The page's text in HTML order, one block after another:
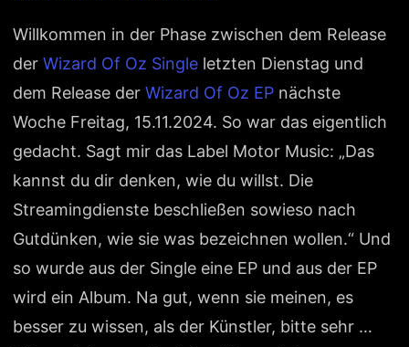
Willkommen in der Phase zwischen dem Release
derWizard Of Oz Single letzten Dienstag und
dem Release derWizard Of Oz EP nächste
Woche Freitag, 15.11.2024. So war das eigentlich
gedacht. Sagt mir das Label Motor Music: „Das
kannst du dir denken, wie du willst. Die
Streamingdienste beschließen sowieso nach
Gutdünken, wie sie was bezeichnen wollen.“ Und
so wurde aus der Single eine EP und aus der EP
wird ein Album. Na gut, wenn sie meinen, es
besser zu wissen, als der Künstler, bitte sehr …